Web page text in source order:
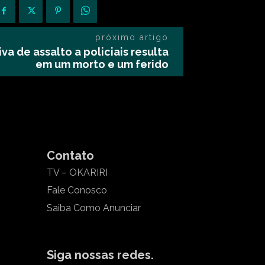
próximo artigo
de assalto a policiais resulta
em um morto e um ferido
Contato
TV – OKARIRI
Fale Conosco
Saiba Como Anunciar
Siga nossas redes.